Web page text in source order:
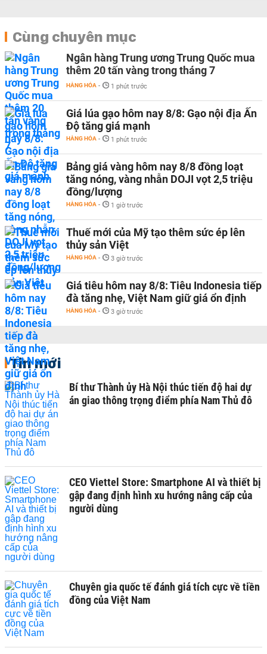
Cùng chuyên mục
Ngân hàng Trung ương Trung Quốc mua
thêm 20 tấn vàng trong tháng 7
HÀNG HÓA - 1 phút trước
Giá lúa gạo hôm nay 8/8: Gạo nội địa Ấn
Độ tăng giá mạnh
HÀNG HÓA - 1 phút trước
Bảng giá vàng hôm nay 8/8 đồng loạt
tăng nóng, vàng nhẫn DOJI vọt 2,5 triệu
đồng/lượng
HÀNG HÓA - 1 giờ trước
Thuế mới của Mỹ tạo thêm sức ép lên
thủy sản Việt
HÀNG HÓA - 3 giờ trước
Giá tiêu hôm nay 8/8: Tiêu Indonesia tiếp
đà tăng nhẹ, Việt Nam giữ giá ổn định
HÀNG HÓA - 3 giờ trước
Tin mới
Bí thư Thành ủy Hà Nội thúc tiến độ hai dự
án giao thông trọng điểm phía Nam Thủ đô
CEO Viettel Store: Smartphone AI và thiết bị
gập đang định hình xu hướng nâng cấp của
người dùng
Chuyên gia quốc tế đánh giá tích cực về tiền
đồng của Việt Nam